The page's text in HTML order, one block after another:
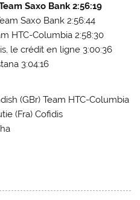
Saxo Bank 2:56:19
Saxo Bank 2:56:44
HTC-Columbia 2:58:30
le crédit en ligne 3:00:36
3:04:16
(GBr) Team HTC-Columbia
(Fra) Cofidis